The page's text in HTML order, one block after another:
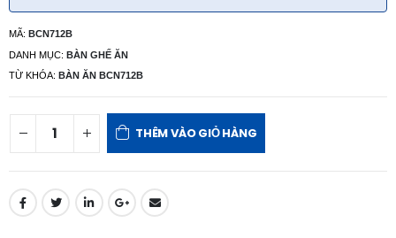
MÃ: BCN712B
DANH MỤC: BÀN GHẾ ĂN
TỪ KHÓA: BÀN ĂN BCN712B
THÊM VÀO GIỎ HÀNG